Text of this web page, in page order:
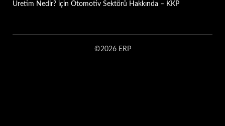
Üretim Nedir? için Otomotiv Sektörü Hakkında – KKP
©2026 ERP